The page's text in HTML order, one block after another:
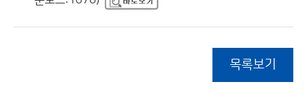
목록보기